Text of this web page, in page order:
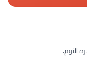
الثوم.